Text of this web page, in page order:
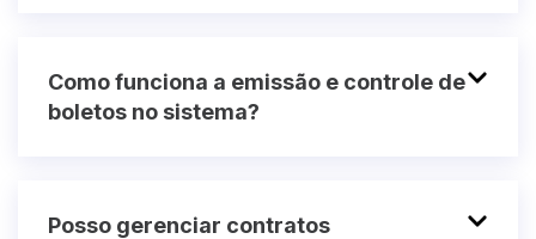
Como funciona a emissão e controle de
boletos no sistema?
Posso gerenciar contratos